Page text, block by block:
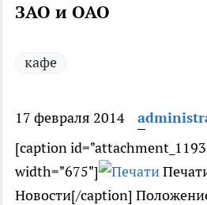
ЗАО и ОАО
кафе
17 февраля 2014
[caption
width="675"]
Новости[/caption]